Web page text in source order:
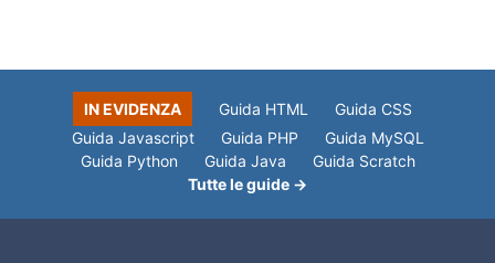
IN EVIDENZA Guida HTML
Guida CSS
Guida Javascript
Guida PHP
Guida MySQL
Guida Python
Guida Java
Guida Scratch
Tutte le guide →